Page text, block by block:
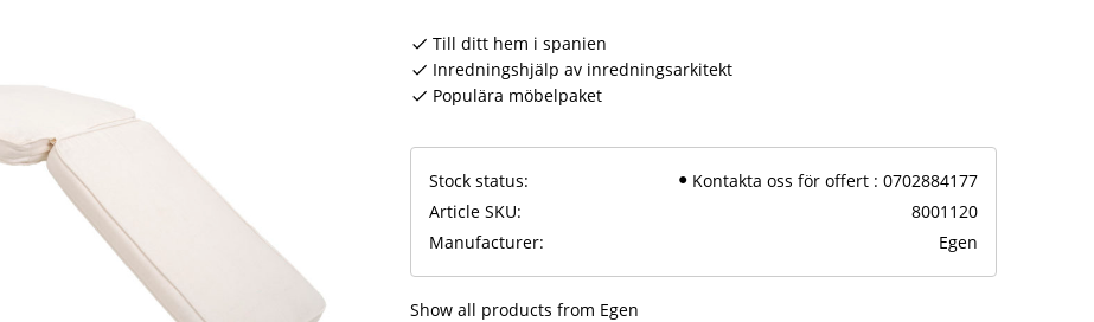
Till ditt hem i spanien
Inredningshjälp av inredningsarkitekt
Populära möbelpaket
Stock status
Kontakta oss för offert : 0702884177
Article SKU
8001120
Manufacturer
Egen
Show all products from Egen